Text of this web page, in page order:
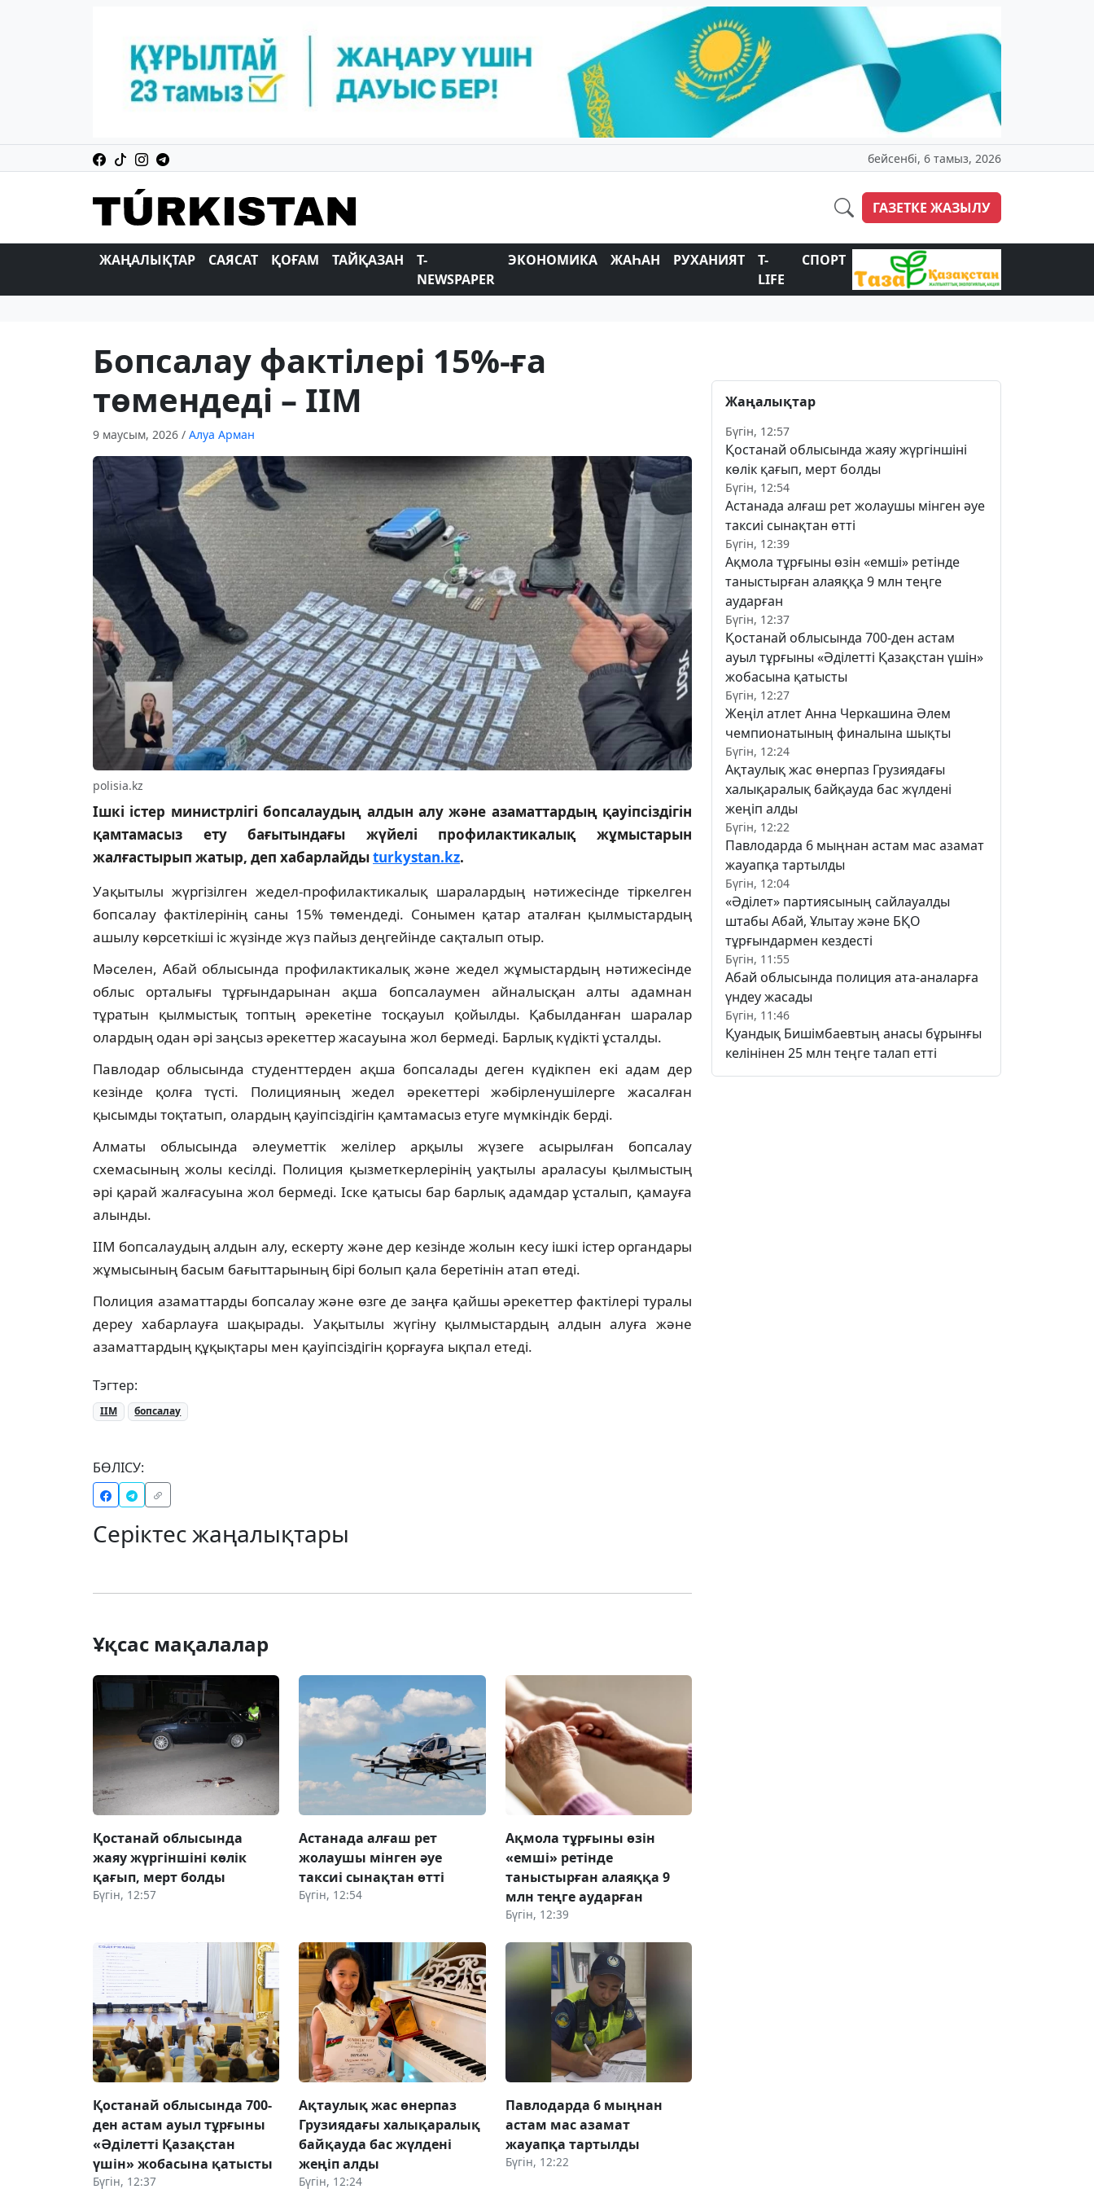
бейсенбі, 6 тамыз, 2026
ГАЗЕТКЕ ЖАЗЫЛУ
ЖАҢАЛЫҚТАР САЯСАТ ҚОҒАМ ТАЙҚАЗАН
T-
NEWSPAPER
ЭКОНОМИКА ЖАҺАН РУХАНИЯТ
T-
LIFE
СПОРТ
Бопсалау фактілері 15%-ға
төмендеді – ІІМ
9 маусым, 2026 / Алуа Арман
polisia.kz
Ішкі істер министрлігі бопсалаудың алдын алу және азаматтардың қауіпсіздігін
қамтамасыз ету бағытындағы жүйелі профилактикалық жұмыстарын
жалғастырып жатыр, деп хабарлайдыturkystan.kz.
Уақытылы жүргізілген жедел-профилактикалық шаралардың нәтижесінде тіркелген
бопсалау фактілерінің саны 15% төмендеді. Сонымен қатар аталған қылмыстардың
ашылу көрсеткіші іс жүзінде жүз пайыз деңгейінде сақталып отыр.
Мәселен, Абай облысында профилактикалық және жедел жұмыстардың нәтижесінде
облыс орталығы тұрғындарынан ақша бопсалаумен айналысқан алты адамнан
тұратын қылмыстық топтың әрекетіне тосқауыл қойылды. Қабылданған шаралар
олардың одан әрі заңсыз әрекеттер жасауына жол бермеді. Барлық күдікті ұсталды.
Павлодар облысында студенттерден ақша бопсалады деген күдікпен екі адам дер
кезінде қолға түсті. Полицияның жедел әрекеттері жәбірленушілерге жасалған
қысымды тоқтатып, олардың қауіпсіздігін қамтамасыз етуге мүмкіндік берді.
Алматы облысында әлеуметтік желілер арқылы жүзеге асырылған бопсалау
схемасының жолы кесілді. Полиция қызметкерлерінің уақтылы араласуы қылмыстың
әрі қарай жалғасуына жол бермеді. Іске қатысы бар барлық адамдар ұсталып, қамауға
алынды.
ІІМ бопсалаудың алдын алу, ескерту және дер кезінде жолын кесу ішкі істер органдары
жұмысының басым бағыттарының бірі болып қала беретінін атап өтеді.
Полиция азаматтарды бопсалау және өзге де заңға қайшы әрекеттер фактілері туралы
дереу хабарлауға шақырады. Уақытылы жүгіну қылмыстардың алдын алуға және
азаматтардың құқықтары мен қауіпсіздігін қорғауға ықпал етеді.
Тэгтер:
ІІМ бопсалау
БӨЛІСУ:
Серіктес жаңалықтары
Ұқсас мақалалар
Қостанай облысында
жаяу жүргіншіні көлік
қағып, мерт болды
Бүгін, 12:57
Астанада алғаш рет
жолаушы мінген әуе
таксиі сынақтан өтті
Бүгін, 12:54
Ақмола тұрғыны өзін
«емші» ретінде
таныстырған алаяққа 9
млн теңге аударған
Бүгін, 12:39
Қостанай облысында 700-
ден астам ауыл тұрғыны
«Әділетті Қазақстан
үшін» жобасына қатысты
Бүгін, 12:37
Ақтаулық жас өнерпаз
Грузиядағы халықаралық
байқауда бас жүлдені
жеңіп алды
Бүгін, 12:24
Павлодарда 6 мыңнан
астам мас азамат
жауапқа тартылды
Бүгін, 12:22
Жаңалықтар
Бүгін, 12:57
Қостанай облысында жаяу жүргіншіні
көлік қағып, мерт болды
Бүгін, 12:54
Астанада алғаш рет жолаушы мінген әуе
таксиі сынақтан өтті
Бүгін, 12:39
Ақмола тұрғыны өзін «емші» ретінде
таныстырған алаяққа 9 млн теңге
аударған
Бүгін, 12:37
Қостанай облысында 700-ден астам
ауыл тұрғыны «Әділетті Қазақстан үшін»
жобасына қатысты
Бүгін, 12:27
Жеңіл атлет Анна Черкашина Әлем
чемпионатының финалына шықты
Бүгін, 12:24
Ақтаулық жас өнерпаз Грузиядағы
халықаралық байқауда бас жүлдені
жеңіп алды
Бүгін, 12:22
Павлодарда 6 мыңнан астам мас азамат
жауапқа тартылды
Бүгін, 12:04
«Әділет» партиясының сайлауалды
штабы Абай, Ұлытау және БҚО
тұрғындармен кездесті
Бүгін, 11:55
Абай облысында полиция ата-аналарға
үндеу жасады
Бүгін, 11:46
Қуандық Бишімбаевтың анасы бұрынғы
келінінен 25 млн теңге талап етті